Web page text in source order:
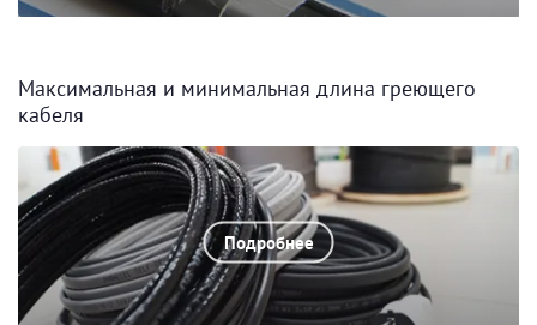
Максимальная и минимальная длина греющего
кабеля
Подробнее